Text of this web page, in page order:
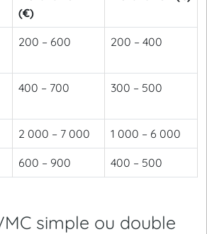
(€)
200 – 600 200 – 400
400 – 700 300 – 500
2 000 – 7 000 1 000 – 6 000
600 – 900 400 – 500
simple ou double